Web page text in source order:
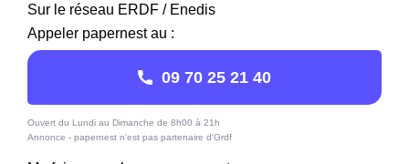
Sur le réseau ERDF / Enedis
Appeler papernest au :
09 70 25 21 40
Ouvert du Lundi au Dimanche de 8h00 à 21h
Annonce - papernest n'est pas partenaire d'Grdf